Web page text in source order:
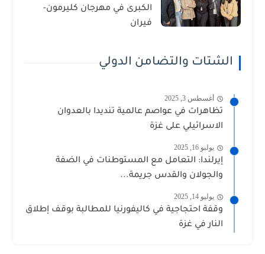
الكبرى في مهرجان كليرمون-
فيران
الشتات والتضامن الدولي
أغسطس 3, 2025
تظاهرات في عواصم عالمية تنديدا بالعدوان
الاسرائيلي على غزة
يوليو 16, 2025
إيرلندا: التعامل مع المستوطنات في الضفة
والجولان والقدس جريمة...
يوليو 14, 2025
وقفة احتجاجية في كاليفورنيا للمطالبة بوقف إطلاق
النار في غزة